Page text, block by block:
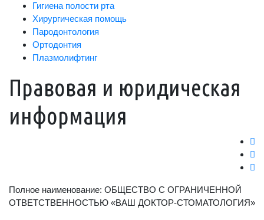
Гигиена полости рта
Хирургическая помощь
Пародонтология
Ортодонтия
Плазмолифтинг
Правовая и юридическая
информация
Полное наименование: ОБЩЕСТВО С ОГРАНИЧЕННОЙ
ОТВЕТСТВЕННОСТЬЮ «ВАШ ДОКТОР-СТОМАТОЛОГИЯ»